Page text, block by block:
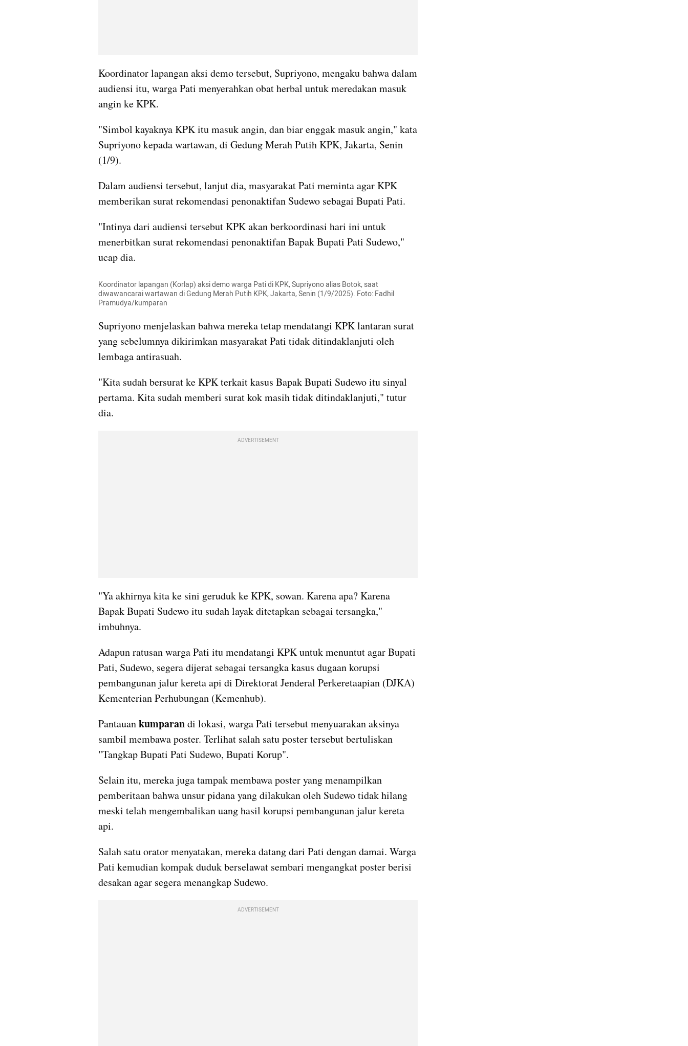
Koordinator lapangan aksi demo tersebut, Supriyono, mengaku bahwa dalam
audiensi itu, warga Pati menyerahkan obat herbal untuk meredakan masuk
angin ke KPK.
"Simbol kayaknya KPK itu masuk angin, dan biar enggak masuk angin," kata
Supriyono kepada wartawan, di Gedung Merah Putih KPK, Jakarta, Senin
(1/9).
Dalam audiensi tersebut, lanjut dia, masyarakat Pati meminta agar KPK
memberikan surat rekomendasi penonaktifan Sudewo sebagai Bupati Pati.
"Intinya dari audiensi tersebut KPK akan berkoordinasi hari ini untuk
menerbitkan surat rekomendasi penonaktifan Bapak Bupati Pati Sudewo,"
ucap dia.
Koordinator lapangan (Korlap) aksi demo warga Pati di KPK, Supriyono alias Botok, saat
diwawancarai wartawan di Gedung Merah Putih KPK, Jakarta, Senin (1/9/2025). Foto: Fadhil
Pramudya/kumparan
Supriyono menjelaskan bahwa mereka tetap mendatangi KPK lantaran surat
yang sebelumnya dikirimkan masyarakat Pati tidak ditindaklanjuti oleh
lembaga antirasuah.
"Kita sudah bersurat ke KPK terkait kasus Bapak Bupati Sudewo itu sinyal
pertama. Kita sudah memberi surat kok masih tidak ditindaklanjuti," tutur
dia.
ADVERTISEMENT
"Ya akhirnya kita ke sini geruduk ke KPK, sowan. Karena apa? Karena
Bapak Bupati Sudewo itu sudah layak ditetapkan sebagai tersangka,"
imbuhnya.
Adapun ratusan warga Pati itu mendatangi KPK untuk menuntut agar Bupati
Pati, Sudewo, segera dijerat sebagai tersangka kasus dugaan korupsi
pembangunan jalur kereta api di Direktorat Jenderal Perkeretaapian (DJKA)
Kementerian Perhubungan (Kemenhub).
Pantauan kumparan di lokasi, warga Pati tersebut menyuarakan aksinya
sambil membawa poster. Terlihat salah satu poster tersebut bertuliskan
"Tangkap Bupati Pati Sudewo, Bupati Korup".
Selain itu, mereka juga tampak membawa poster yang menampilkan
pemberitaan bahwa unsur pidana yang dilakukan oleh Sudewo tidak hilang
meski telah mengembalikan uang hasil korupsi pembangunan jalur kereta
api.
Salah satu orator menyatakan, mereka datang dari Pati dengan damai. Warga
Pati kemudian kompak duduk berselawat sembari mengangkat poster berisi
desakan agar segera menangkap Sudewo.
ADVERTISEMENT